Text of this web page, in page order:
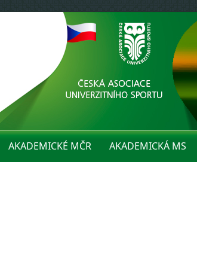
AKADEMICKÉ MČR AKADEMICKÁ MS